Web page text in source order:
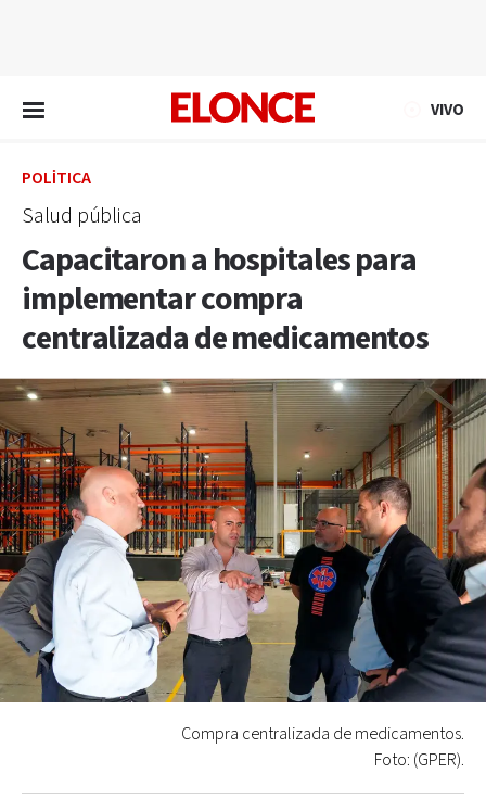
VIVO
POLÍTICA
Salud pública
Capacitaron a hospitales para
implementar compra
centralizada de medicamentos
Compra centralizada de medicamentos.
Foto: (GPER).